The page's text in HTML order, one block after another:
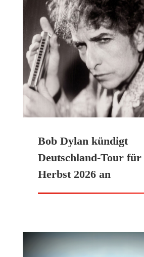
Bob Dylan kündigt
Deutschland-Tour für
Herbst 2026 an